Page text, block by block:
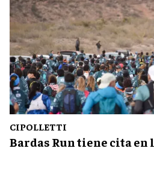
CIPOLLETTI
Bardas Run tiene cita en